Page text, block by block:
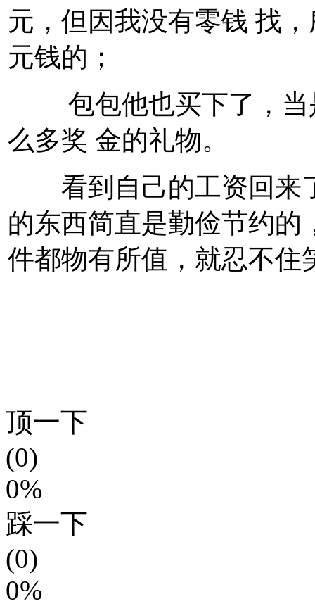
元，但因我没有零钱 找
元钱的；
包包他也买下了，当
么多奖 金的礼物。
看到自己的工资回来
的东西简直是勤俭节约的
件都物有所值，就忍不
顶一下
(0)
0%
踩一下
(0)
0%